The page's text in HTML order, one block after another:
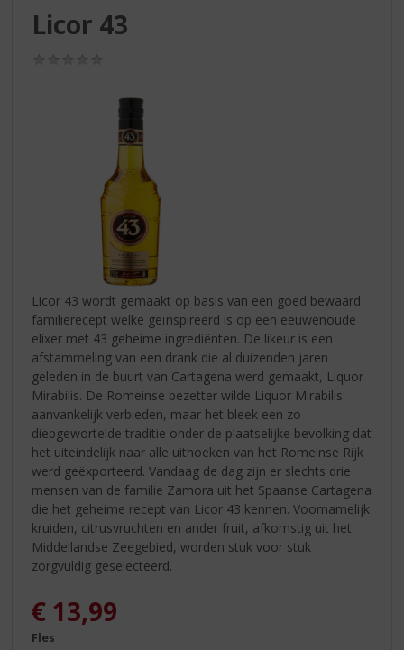
Licor 43
Licor 43 wordt gemaakt op basis van een goed bewaard
familierecept welke geïnspireerd is op een eeuwenoude
elixer met 43 geheime ingrediënten. De likeur is een
afstammeling van een drank die al duizenden jaren
geleden in de buurt van Cartagena werd gemaakt, Liquor
Mirabilis. De Romeinse bezetter wilde Liquor Mirabilis
aanvankelijk verbieden, maar het bleek een zo
diepgewortelde traditie onder de plaatselijke bevolking dat
het uiteindelijk naar alle uithoeken van het Romeinse Rijk
werd geëxporteerd. Vandaag de dag zijn er slechts drie
mensen van de familie Zamora uit het Spaanse Cartagena
die het geheime recept van Licor 43 kennen. Voornamelijk
kruiden, citrusvruchten en ander fruit, afkomstig uit het
Middellandse Zeegebied, worden stuk voor stuk
zorgvuldig geselecteerd.
€ 13,99
Fles